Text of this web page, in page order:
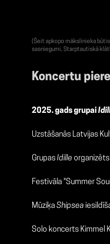
(Šeit apkopo mākslinieka
sasniegumi, Starptautiskā
Koncertu
2025. gads grupai
Uzstāšanās Latvijas
GrupasIdille
Festivāla "Summer
MūziķaShipsea
Solo koncerts Kimmel